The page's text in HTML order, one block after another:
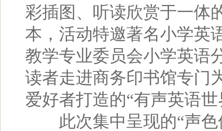
彩插图、听读欣赏于一体
本，活动特邀著名小学英
教学专业委员会小学英语
读者走进商务印书馆专门
爱好者打造的“有声英语
此次集中呈现的“声色